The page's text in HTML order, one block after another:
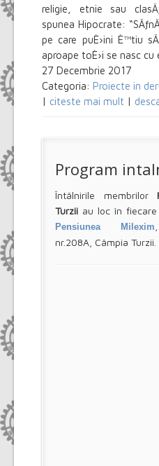
religie, etnie sau
spunea Hipocrate:
pe care puÈ›ini È™tiu
aproape toÈ›i se nasc cu
27 Decembrie 2017
Categoria: Proiecte in
| citeste mai mult |
Program
Întâlnirile membrilor
Turzii au loc în fiecare
Pensiunea Milexim
nr.208A, Câmpia Turzii.